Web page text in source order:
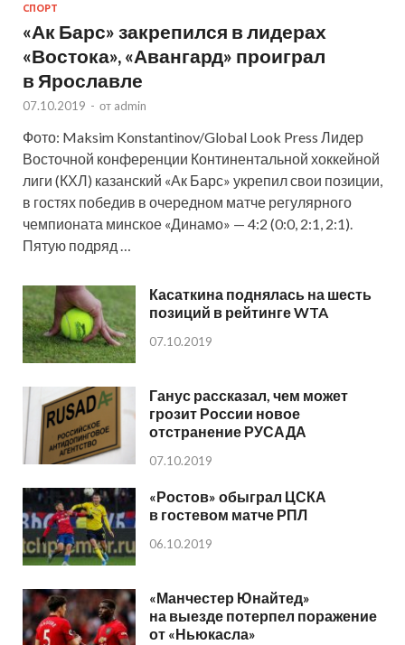
СПОРТ
«Ак Барс» закрепился в лидерах
«Востока», «Авангард» проиграл
в Ярославле
07.10.2019 - от admin
Фото: Maksim Konstantinov/Global Look Press Лидер
Восточной конференции Континентальной хоккейной
лиги (КХЛ) казанский «Ак Барс» укрепил свои позиции,
в гостях победив в очередном матче регулярного
чемпионата минское «Динамо» — 4:2 (0:0, 2:1, 2:1).
Пятую подряд …
Касаткина поднялась на шесть
позиций в рейтинге WTA
07.10.2019
Ганус рассказал, чем может
грозит России новое
отстранение РУСАДА
07.10.2019
«Ростов» обыграл ЦСКА
в гостевом матче РПЛ
06.10.2019
«Манчестер Юнайтед»
на выезде потерпел поражение
от «Ньюкасла»